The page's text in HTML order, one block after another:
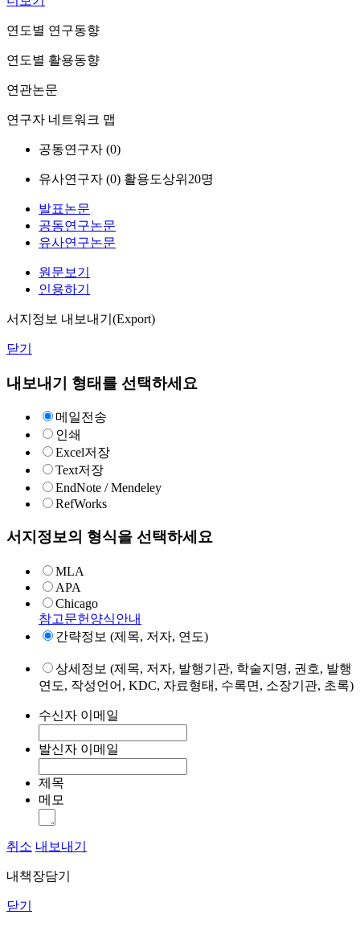
연도별 연구동향
연도별 활용동향
연관논문
연구자 네트워크 맵
공동연구자 (0)
유사연구자 (0) 활용도상위20명
발표논문
공동연구논문
유사연구논문
원문보기
인용하기
서지정보 내보내기(Export)
닫기
내보내기 형태를 선택하세요
메일전송
인쇄
Excel저장
Text저장
EndNote / Mendeley
RefWorks
서지정보의 형식을 선택하세요
MLA
APA
Chicago
참고문헌양식안내
간략정보 (제목, 저자, 연도)
상세정보 (제목, 저자, 발행기관, 학술지명, 권호, 발행
연도, 작성언어, KDC, 자료형태, 수록면, 소장기관, 초록)
수신자 이메일
발신자 이메일
제목
메모
취소 내보내기
내책장담기
닫기